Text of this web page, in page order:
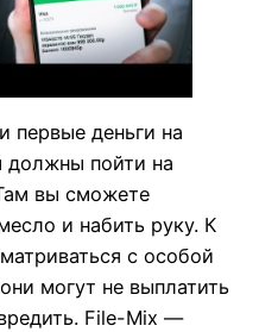
первые деньги на
должны пойти на
вы сможете
и набить руку. К
с особой
могут не выплатить
File-Mix —